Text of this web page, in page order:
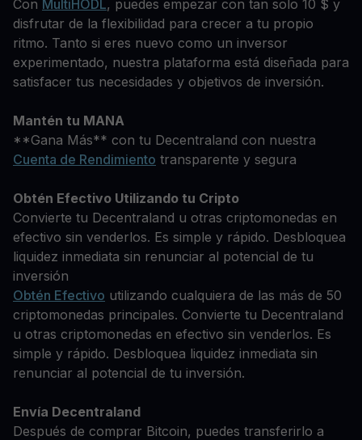
Con MultiHODL, puedes empezar con tan solo 10 $ y
disfrutar de la flexibilidad para crecer a tu propio
ritmo. Tanto si eres nuevo como un inversor
experimentado, nuestra plataforma está diseñada para
satisfacer tus necesidades y objetivos de inversión.
Mantén tu MANA
**Gana Más** con tu Decentraland con nuestra
Cuenta de Rendimiento transparente y segura
Obtén Efectivo Utilizando tu Cripto
Convierte tu Decentraland u otras criptomonedas en
efectivo sin venderlos. Es simple y rápido. Desbloquea
liquidez inmediata sin renunciar al potencial de tu
inversión
Obtén Efectivo utilizando cualquiera de las más de 50
criptomonedas principales. Convierte tu Decentraland
u otras criptomonedas en efectivo sin venderlos. Es
simple y rápido. Desbloquea liquidez inmediata sin
renunciar al potencial de tu inversión.
Envía Decentraland
Después de comprar Bitcoin, puedes transferirlo a